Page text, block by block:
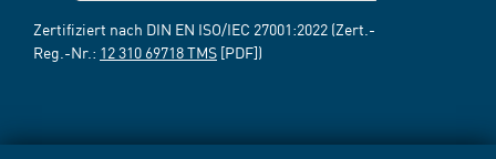
Zertifiziert nach DIN EN ISO/IEC 27001:2022 (Zert.-
Reg.-Nr.: 12 310 69718 TMS [PDF])